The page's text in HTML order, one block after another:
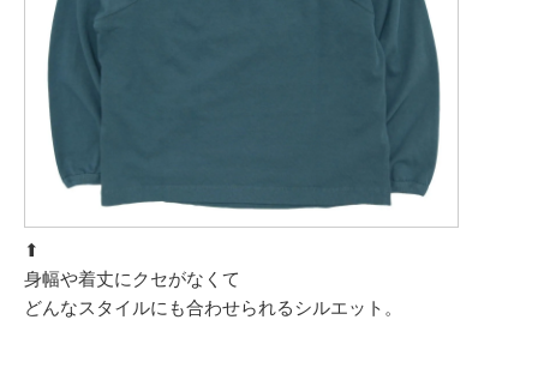
⬆︎
身幅や着丈にクセがなくて
どんなスタイルにも合わせられるシルエット。